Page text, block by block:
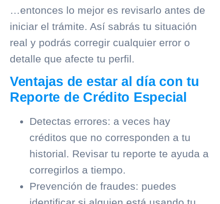
…entonces lo mejor es revisarlo antes de
iniciar el trámite. Así sabrás tu situación
real y podrás corregir cualquier error o
detalle que afecte tu perfil.
Ventajas de estar al día con tu
Reporte de Crédito Especial
Detectas errores: a veces hay
créditos que no corresponden a tu
historial. Revisar tu reporte te ayuda a
corregirlos a tiempo.
Prevención de fraudes: puedes